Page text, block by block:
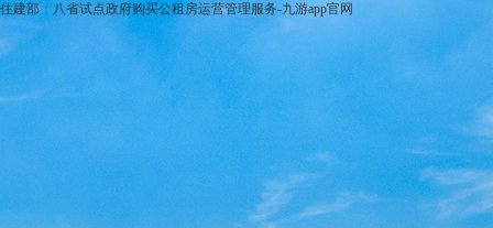
住建部：八省试点政府购买公租房运营管理服务-九游app官网